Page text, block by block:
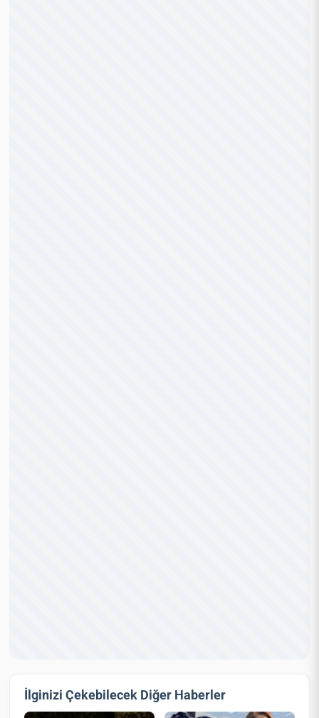
İlginizi Çekebilecek Diğer Haberler